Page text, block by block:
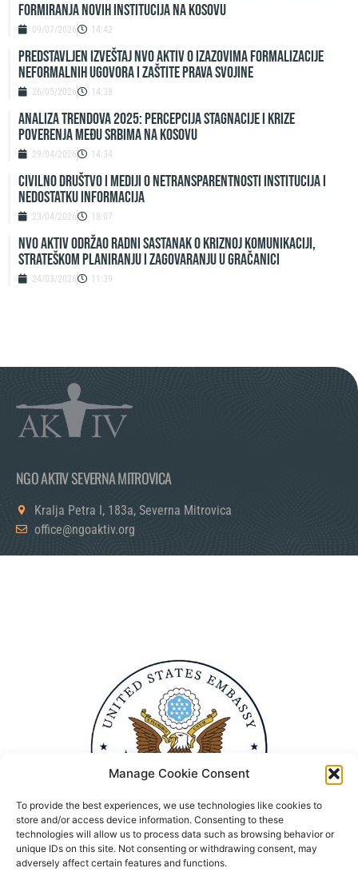
Manage Cookie Consent
To provide the best experiences, we use technologies like cookies to
store and/or access device information. Consenting to these
technologies will allow us to process data such as browsing behavior or
unique IDs on this site. Not consenting or withdrawing consent, may
adversely affect certain features and functions.
FORMIRANJA NOVIH INSTITUCIJA NA KOSOVU
09/07/2026 14:42
Predstavljen izveštaj NVO Aktiv o izazovima formalizacije
neformalnih ugovora i zaštite prava svojine
26/05/2026 14:38
ANALIZA TRENDOVA 2025: PERCEPCIJA STAGNACIJE I KRIZE
POVERENJA MEĐU SRBIMA NA KOSOVU
29/04/2026 14:34
Civilno društvo i mediji o netransparentnosti institucija i
nedostatku informacija
23/04/2026 18:07
NVO Aktiv održao radni sastanak o kriznoj komunikaciji,
strateškom planiranju i zagovaranju u Gračanici
24/03/2026 11:39
NGO AKTIV SEVERNA MITROVICA
Kralja Petra I, 183a, Severna Mitrovica
office@ngoaktiv.org